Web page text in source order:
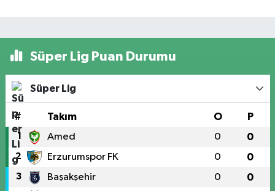
Süper Lig Puan Durumu
Süper Lig
# Takım O P
1 Amed 0 0
2 Erzurumspor FK 0 0
3 Başakşehir 0 0